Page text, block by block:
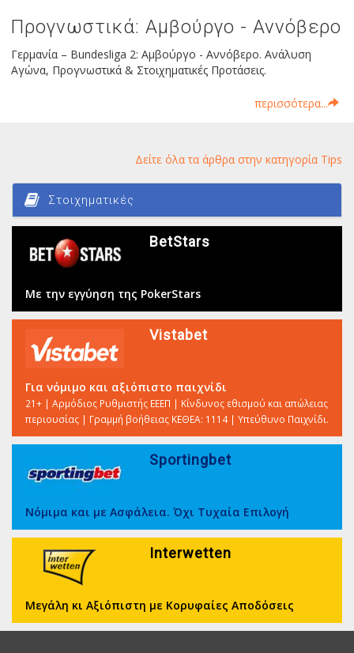
Προγνωστικά: Αμβούργο - Αννόβερο
Γερμανία – Bundesliga 2: Αμβούργο - Αννόβερο. Ανάλυση
Αγώνα, Προγνωστικά & Στοιχηματικές Προτάσεις.
περισσότερα...
Δείτε όλα τα άρθρα στην κατηγορία Tips
Στοιχηματικές
BetStars
Με την εγγύηση της PokerStars
Vistabet
Για νόμιμο και αξιόπιστο παιχνίδι
21+ | Αρμόδιος Ρυθμιστής ΕΕΕΠ | Κίνδυνος εθισμού και απώλειας
περιουσίας | Γραμμή βοήθειας ΚΕΘΕΑ: 1114 | Υπεύθυνο Παιχνίδι.
Sportingbet
Νόμιμα και με Ασφάλεια. Όχι Τυχαία Επιλογή
Interwetten
Μεγάλη κι Αξιόπιστη με Κορυφαίες Αποδόσεις